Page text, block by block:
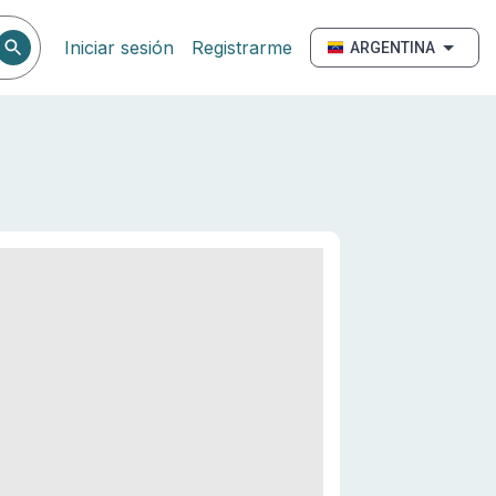
Iniciar sesión Registrarme ARGENTINA